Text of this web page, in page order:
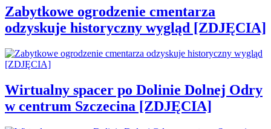
Zabytkowe ogrodzenie cmentarza
odzyskuje historyczny wygląd [ZDJĘCIA]
Wirtualny spacer po Dolinie Dolnej Odry
w centrum Szczecina [ZDJĘCIA]